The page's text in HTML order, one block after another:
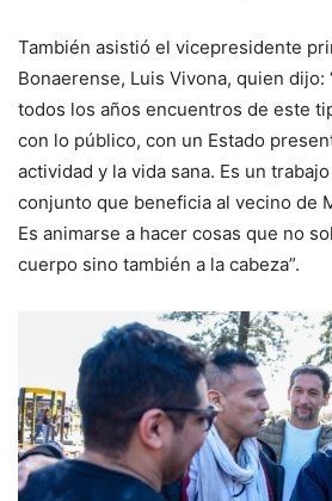
También asistió el vicepresidente
Bonaerense, Luis Vivona, quien dijo:
todos los años encuentros de este
con lo público, con un Estado
actividad y la vida sana. Es un
conjunto que beneficia al vecino de
Es animarse a hacer cosas que no
cuerpo sino también a la cabeza”.